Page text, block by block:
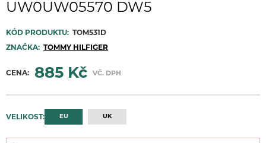
UW0UW05570 DW5
KÓD PRODUKTU: TOM531D
ZNAČKA: TOMMY HILFIGER
CENA: 885 Kč VČ. DPH
VELIKOST: EU UK